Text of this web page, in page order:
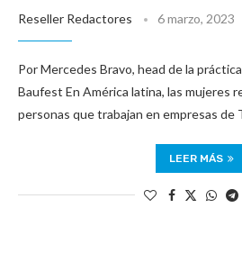
Reseller Redactores 6 marzo, 2023
Por Mercedes Bravo, head de la
Baufest En América latina, las mujeres
personas que trabajan en empresas de
LEER MÁS